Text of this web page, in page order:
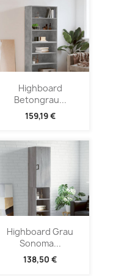
Highboard
Betongrau...
159,19 €
Highboard Grau
Sonoma...
138,50 €